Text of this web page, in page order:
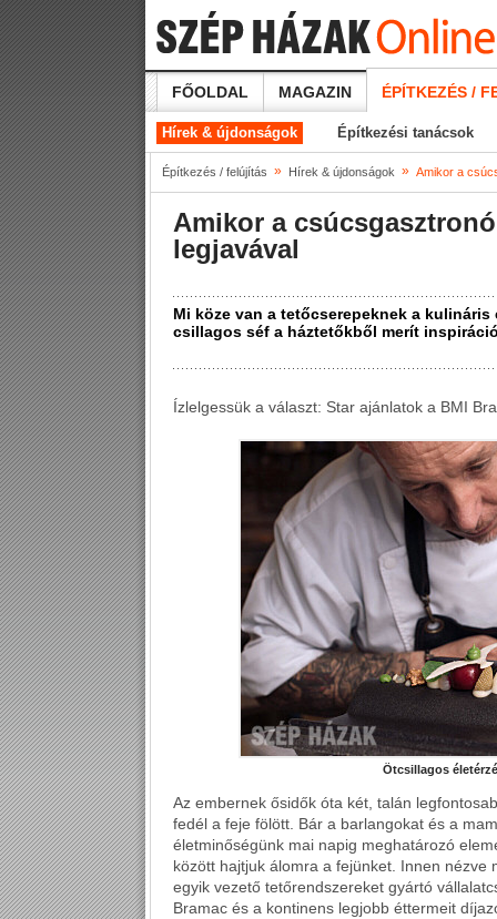
FŐOLDAL MAGAZIN ÉPÍTKEZÉS /
Hírek & újdonságok Építkezési tanácsok
Építkezés / felújítás » Hírek & újdonságok » Amikor a
Amikor a
legjavával
Mi köze van a tetőcserepeknek a
csillagos séf a háztetőkből merít
Ízlelgessük a választ: Star ajánlatok a BMI
Ötcsillagos
Az embernek ősidők óta két, talán
fedél a feje fölött. Bár a barlangokat és a
életminőségünk mai napig meghatározó
között hajtjuk álomra a fejünket. Innen
egyik vezető tetőrendszereket gyártó
Bramac és a kontinens legjobb éttermeit